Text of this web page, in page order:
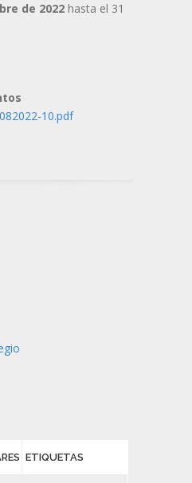
de 2022 hasta el 31
10.pdf
ETIQUETAS